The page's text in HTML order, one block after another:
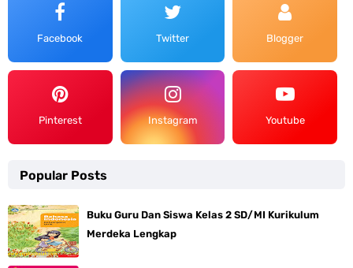
Facebook Twitter Blogger
Pinterest Instagram Youtube
Popular Posts
Buku Guru Dan Siswa Kelas 2 SD/MI Kurikulum
Merdeka Lengkap